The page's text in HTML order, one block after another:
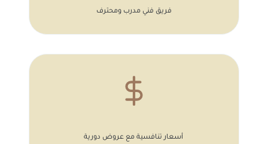
فريق فني مدرب ومحترف
أسعار تنافسية مع عروض دورية